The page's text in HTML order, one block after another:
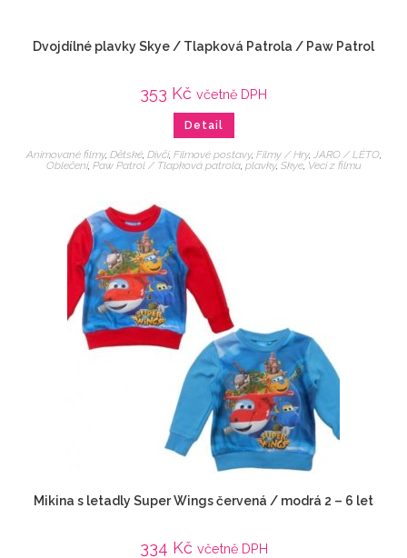
Dvojdílné plavky Skye / Tlapková Patrola / Paw Patrol
353 Kč včetně DPH
Detail
Animované filmy, Dětské, Dívčí, Filmové postavy, Filmy / Hry, JARO / LÉTO,
Oblečení, Paw Patrol / Tlapková patrola, plavky, Skye, Veci z filmu
Mikina s letadly Super Wings červená / modrá 2 – 6 let
334 Kč včetně DPH